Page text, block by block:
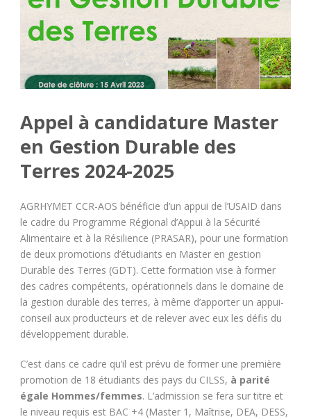
Appel à candidature Master
en Gestion Durable des
Terres 2024-2025
AGRHYMET CCR-AOS bénéficie d’un appui de l’USAID dans
le cadre du Programme Régional d’Appui à la Sécurité
Alimentaire et à la Résilience (PRASAR), pour une formation
de deux promotions d’étudiants en Master en gestion
Durable des Terres (GDT). Cette formation vise à former
des cadres compétents, opérationnels dans le domaine de
la gestion durable des terres, à même d’apporter un appui-
conseil aux producteurs et de relever avec eux les défis du
développement durable.
C’est dans ce cadre qu’il est prévu de former une première
promotion de 18 étudiants des pays du CILSS, à parité
égale Hommes/femmes. L’admission se fera sur titre et
le niveau requis est BAC +4 (Master 1, Maîtrise, DEA, DESS,